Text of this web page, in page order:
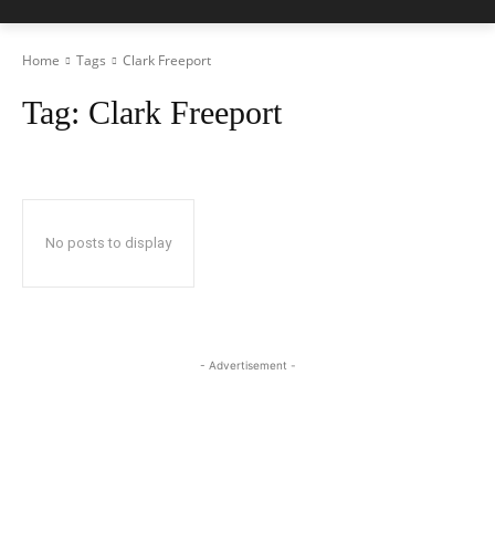
Home Tags Clark Freeport
Tag: Clark Freeport
No posts to display
- Advertisement -